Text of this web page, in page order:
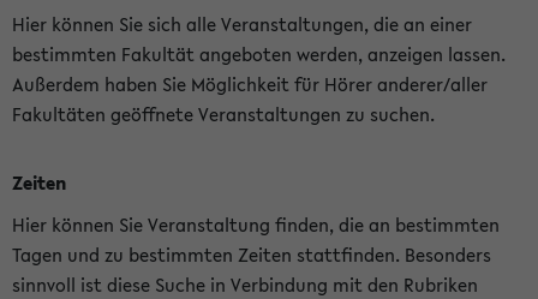
Hier können Sie sich alle Veranstaltungen, die an einer
bestimmten Fakultät angeboten werden, anzeigen lassen.
Außerdem haben Sie Möglichkeit für Hörer anderer/aller
Fakultäten geöffnete Veranstaltungen zu suchen.
Zeiten
Hier können Sie Veranstaltung finden, die an bestimmten
Tagen und zu bestimmten Zeiten stattfinden. Besonders
sinnvoll ist diese Suche in Verbindung mit den Rubriken